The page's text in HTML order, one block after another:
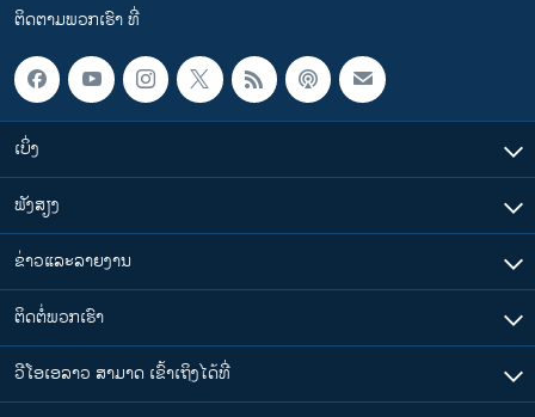
ຕິດຕາມພວກເຮົາ ທີ່
ເບິ່ງ
ຟັງສຽງ
ຂ່າວແລະລາຍງານ
ຕິດຕໍ່ພວກເຮົາ
ວີໂອເອລາວ ສາມາດ ເຂົ້າເຖິງໄດ້ທີ່